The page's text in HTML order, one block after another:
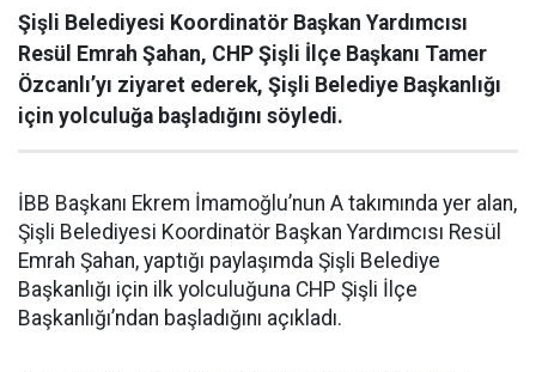
Şişli Belediyesi Koordinatör Başkan Yardımcısı
Resül Emrah Şahan, CHP Şişli İlçe Başkanı Tamer
Özcanlı’yı ziyaret ederek, Şişli Belediye Başkanlığı
için yolculuğa başladığını söyledi.
İBB Başkanı Ekrem İmamoğlu’nun A takımında yer alan,
Şişli Belediyesi Koordinatör Başkan Yardımcısı Resül
Emrah Şahan, yaptığı paylaşımda Şişli Belediye
Başkanlığı için ilk yolculuğuna CHP Şişli İlçe
Başkanlığı’ndan başladığını açıkladı.